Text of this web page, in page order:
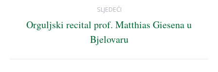
SLJEDEĆI
post:
Orguljski recital prof. Matthias Giesena u
Bjelovaru